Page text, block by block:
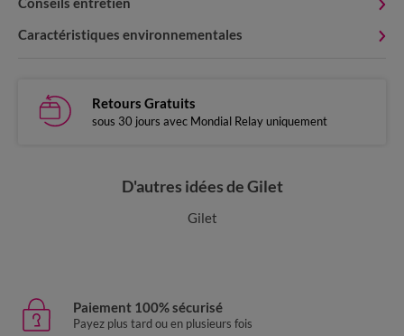
Caractéristiques environnementales
Retours Gratuits
sous 30 jours avec Mondial Relay uniquement
D'autres idées de Gilet
Gilet
Paiement 100% sécurisé
Payez plus tard ou en plusieurs fois